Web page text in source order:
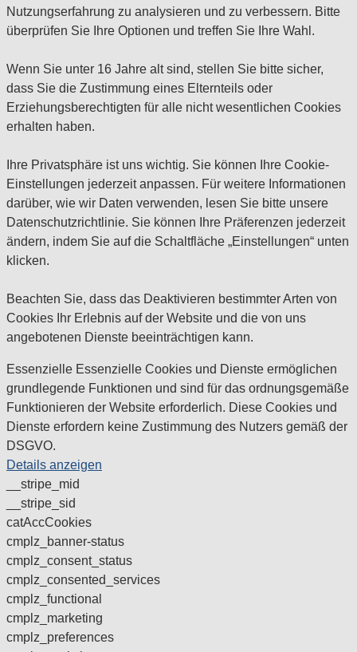
Nutzungserfahrung zu analysieren und zu verbessern. Bitte
überprüfen Sie Ihre Optionen und treffen Sie Ihre Wahl.
Wenn Sie unter 16 Jahre alt sind, stellen Sie bitte sicher,
dass Sie die Zustimmung eines Elternteils oder
Erziehungsberechtigten für alle nicht wesentlichen Cookies
erhalten haben.
Ihre Privatsphäre ist uns wichtig. Sie können Ihre Cookie-
Einstellungen jederzeit anpassen. Für weitere Informationen
darüber, wie wir Daten verwenden, lesen Sie bitte unsere
Datenschutzrichtlinie. Sie können Ihre Präferenzen jederzeit
ändern, indem Sie auf die Schaltfläche „Einstellungen“ unten
klicken.
Beachten Sie, dass das Deaktivieren bestimmter Arten von
Cookies Ihr Erlebnis auf der Website und die von uns
angebotenen Dienste beeinträchtigen kann.
Essenzielle Essenzielle Cookies und Dienste ermöglichen
grundlegende Funktionen und sind für das ordnungsgemäße
Funktionieren der Website erforderlich. Diese Cookies und
Dienste erfordern keine Zustimmung des Nutzers gemäß der
DSGVO.
Details anzeigen
__stripe_mid
__stripe_sid
catAccCookies
cmplz_banner-status
cmplz_consent_status
cmplz_consented_services
cmplz_functional
cmplz_marketing
cmplz_preferences